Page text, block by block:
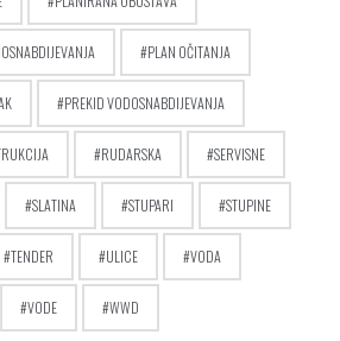
PLAN OČITANJA
PREKID VODOSNABDIJEVANJA
RUDARSKA SERVISNE
SLATINA STUPARI STUPINE
TENDER ULICE VODA
VODE WWD